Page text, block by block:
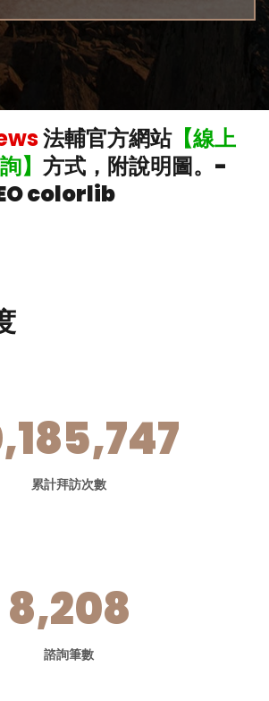
法輔官方網站【線上
】 方式，附說明圖。 -
colorlib
累計拜訪次數
8,208
諮詢筆數